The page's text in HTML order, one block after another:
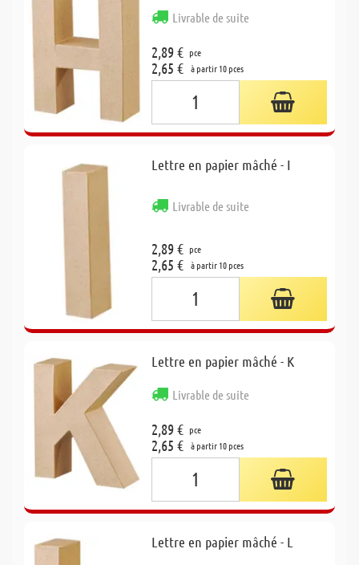
Livrable de suite
2,89 € pce
2,65 € à partir 10 pces
Lettre en papier mâché - I
Livrable de suite
2,89 € pce
2,65 € à partir 10 pces
Lettre en papier mâché - K
Livrable de suite
2,89 € pce
2,65 € à partir 10 pces
Lettre en papier mâché - L